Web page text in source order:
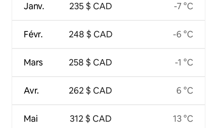
Janv.
Févr.
Mars
Avr.
Mai
235 $ CAD
248 $ CAD
258 $ CAD
262 $ CAD
312 $ CAD
-7 °C
-6 °C
-1 °C
6 °C
13 °C